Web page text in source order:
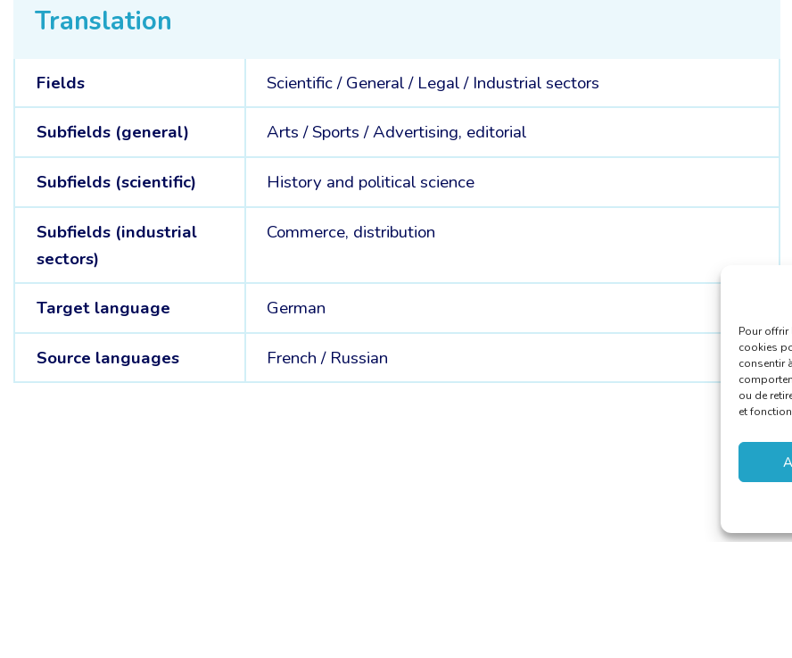
Pour
cookies
consentir
ou de
et
Translation
Fields Scientific /General / Legal / Industrial sectors
Subfields (general) Arts /Sports /Advertising, editorial
Subfields (scientific) History and political science
Subfields (industrial
sectors)
Commerce, distribution
Target language German
Source languages French / Russian